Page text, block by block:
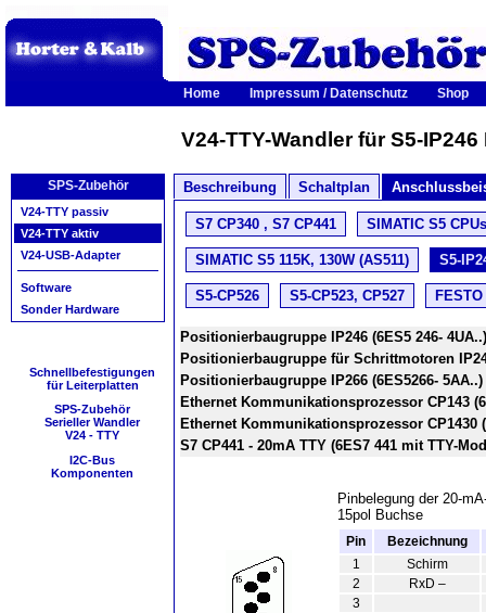
Home Impressum / Datenschutz Shop
V24-TTY-Wandler für S5-IP246
Beschreibung Schaltplan
SPS-Zubehör
V24-TTY passiv
V24-TTY aktiv
V24-USB-Adapter
Software
Sonder Hardware
Schnellbefestigungen
für Leiterplatten
SPS-Zubehör
Serieller Wandler
V24 - TTY
I2C-Bus
Komponenten
S7 CP340 , S7 CP441 SIMATIC S5
SIMATIC S5 115K, 130W (AS511) S5-
S5-CP526 S5-CP523, CP527
Positionierbaugruppe IP246 (6ES5 246- 4UA..)
Positionierbaugruppe für Schrittmotoren
Positionierbaugruppe IP266 (6ES5266- 5AA..)
Ethernet Kommunikationsprozessor CP143
Ethernet Kommunikationsprozessor CP1430
S7 CP441 - 20mA TTY (6ES7 441 mit TTY-
Pinbelegung der 20-
15pol Buchse
Pin
Bezeichnung
1
Schirm
2
RxD –
3